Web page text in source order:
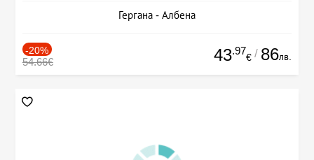
Гергана - Албена
-20%
54.66€ 43.97
€ / 86лв.